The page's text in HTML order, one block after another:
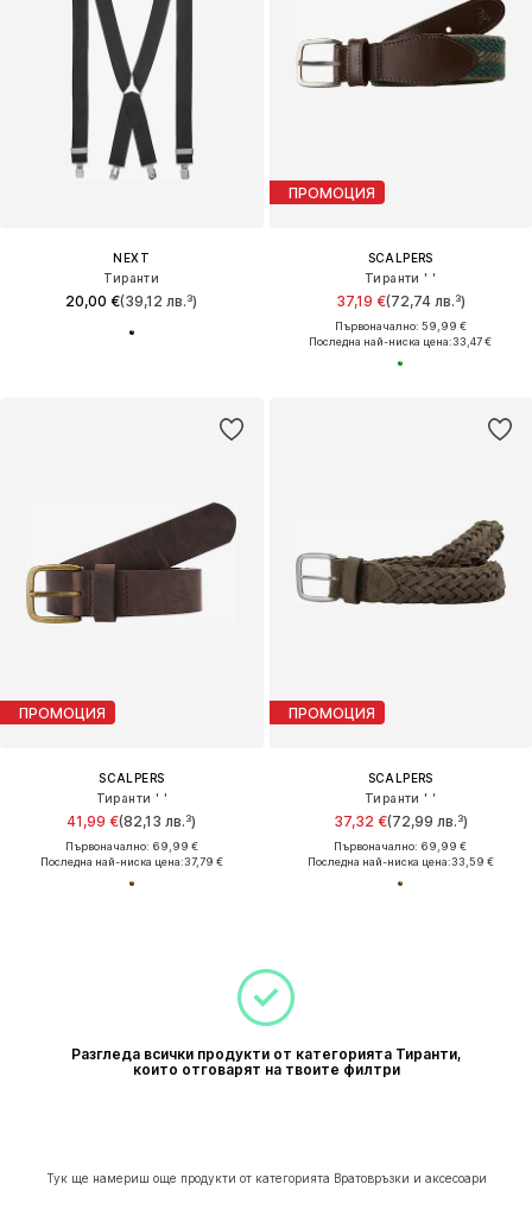
NEXT
Тиранти
20,00 €(39,12 лв.³)
ПРОМОЦИЯ
SCALPERS
Тиранти ' '
37,19 €(72,74 лв.³)
Първоначално: 59,99 €
Последна най-ниска цена:33,47 €
ПРОМОЦИЯ
SCALPERS
Тиранти ' '
41,99 €(82,13 лв.³)
Първоначално: 69,99 €
Последна най-ниска цена:37,79 €
ПРОМОЦИЯ
SCALPERS
Тиранти ' '
37,32 €(72,99 лв.³)
Първоначално: 69,99 €
Последна най-ниска цена:33,59 €
Разгледа всички продукти от категорията Тиранти,
които отговарят на твоите филтри
Тук ще намериш още продукти от категорията Вратовръзки и аксесоари